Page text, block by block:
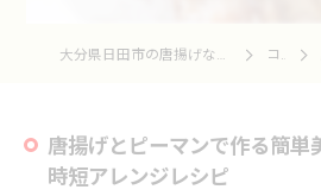
大分県日田市の唐揚げなら骨出し手羽とからあげ専門店 とりま コラム
唐揚げとピーマンで作る簡単
時短アレンジレシピ